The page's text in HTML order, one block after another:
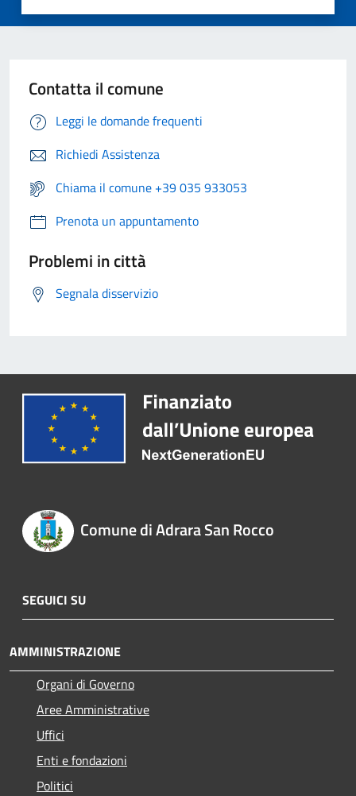
Contatta il comune
Leggi le domande frequenti
Richiedi Assistenza
Chiama il comune +39 035 933053
Prenota un appuntamento
Problemi in città
Segnala disservizio
Comune di Adrara San Rocco
SEGUICI SU
AMMINISTRAZIONE
Organi di Governo
Aree Amministrative
Uffici
Enti e fondazioni
Politici